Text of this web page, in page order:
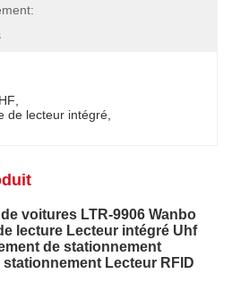
de lecteur intégré
voitures LTR-9906 Wanbo
lecture Lecteur intégré Uhf
de stationnement
Lecteur RFID